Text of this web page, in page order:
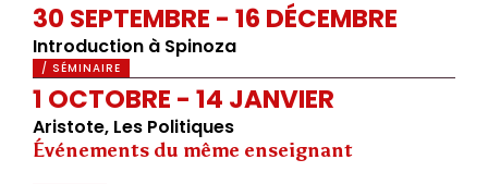
30 SEPTEMBRE - 16 DÉCEMBRE
Introduction à Spinoza
/ SÉMINAIRE
1 OCTOBRE - 14 JANVIER
Aristote, Les Politiques
Événements du même enseignant